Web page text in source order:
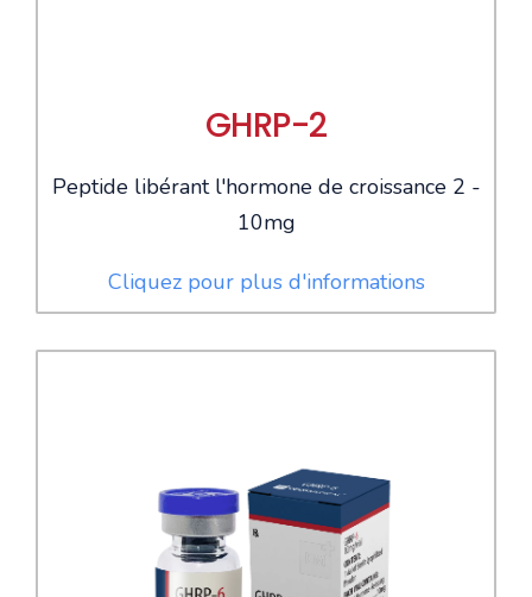
GHRP-2
Peptide libérant l'hormone de croissance 2 -
10mg
Cliquez pour plus d'informations